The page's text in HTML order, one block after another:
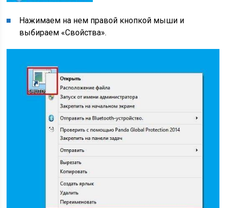
Нажимаем на нем правой кнопкой мыши и
выбираем «Свойства».